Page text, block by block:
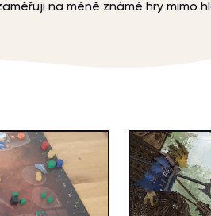
na méně známé hry mimo